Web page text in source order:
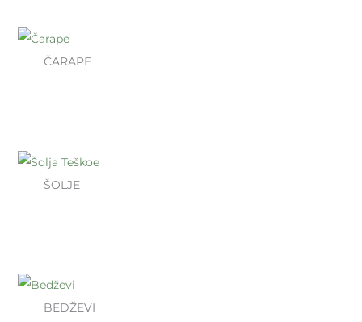
ČARAPE
ŠOLJE
BEDŽEVI